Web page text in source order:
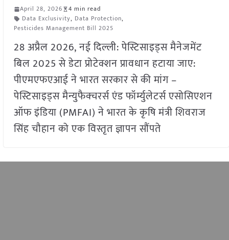
April 28, 2026
4 min read
Data Exclusivity, Data Protection,
Pesticides Management Bill 2025
28 अप्रैल 2026, नई दिल्ली: पेस्टिसाइड्स मैनेजमेंट
बिल 2025 से डेटा प्रोटेक्शन प्रावधान हटाया जाए:
पीएमएफएआई ने भारत सरकार से की मांग –
पेस्टिसाइड्स मैन्युफैक्चरर्स एंड फॉर्म्युलेटर्स एसोसिएशन
ऑफ इंडिया (PMFAI) ने भारत के कृषि मंत्री शिवराज
सिंह चौहान को एक विस्तृत ज्ञापन सौंपते